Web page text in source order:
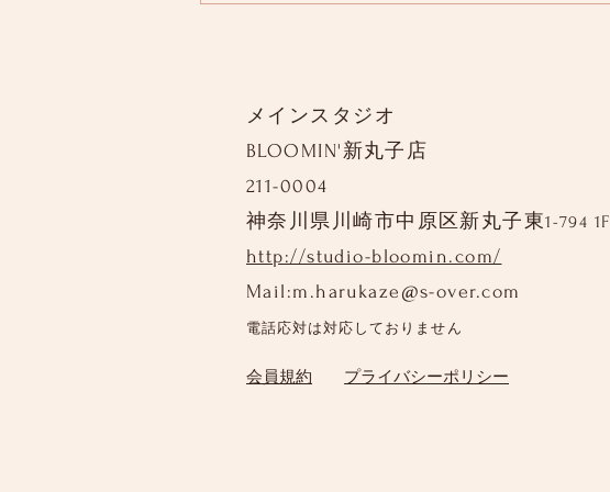
メインスタジオ
BLOOMIN'新丸子店
211-0004
神奈川県川崎市中原区新丸子東1-794 1F
http://studio-bloomin.com/
Mail:m.harukaze@s-over.com
電話応対は対応しておりません
​会員規約 プライバシーポリシー